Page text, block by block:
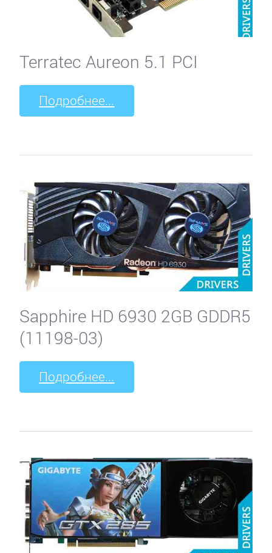
Terratec Aureon 5.1 PCI
Подробнее...
Sapphire HD 6930 2GB GDDR5
(11198-03)
Подробнее...